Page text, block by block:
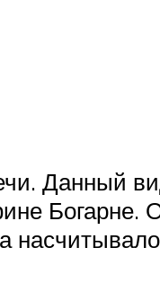
Данный
Богарне.